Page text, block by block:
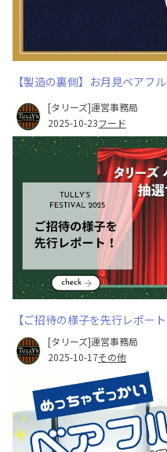
【製造の裏側】お月見ベアフ
[タリーズ]運営事務局
2025-10-23フード
【ご招待の様子を先行レポー
[タリーズ]運営事務局
2025-10-17その他